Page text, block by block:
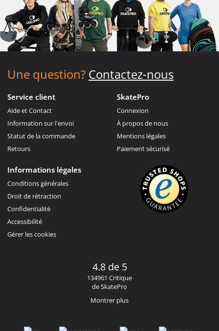
Une question? Contactez-nous
Service client
Aide et Contact
Information sur l'envoi
Statut de la commande
Retours
SkatePro
Connexion
À propos de nous
Mentions légales
Paiement sécurisé
Informations légales
Conditions générales
Droit de rétraction
Confidentialité
Accessibilité
Gérer les cookies
4.8 de 5
134961 Critique
de SkatePro
Montrer plus